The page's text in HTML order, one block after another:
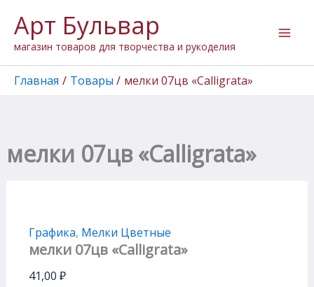
содержимому
Арт Бульвар
магазин товаров для творчества и рукоделия
Главная Товары мелки 07цв «Calligrata»
мелки 07цв «Calligrata»
Графика, Мелки Цветные
мелки 07цв «Calligrata»
41,00 ₽
товара
мелки
07цв
"Calligrata"